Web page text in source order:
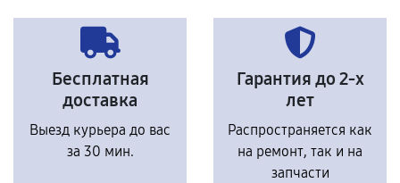
Бесплатная
доставка
Выезд курьера до вас
за 30 мин.
Гарантия до 2-х
лет
Распространяется как
на ремонт, так и на
запчасти